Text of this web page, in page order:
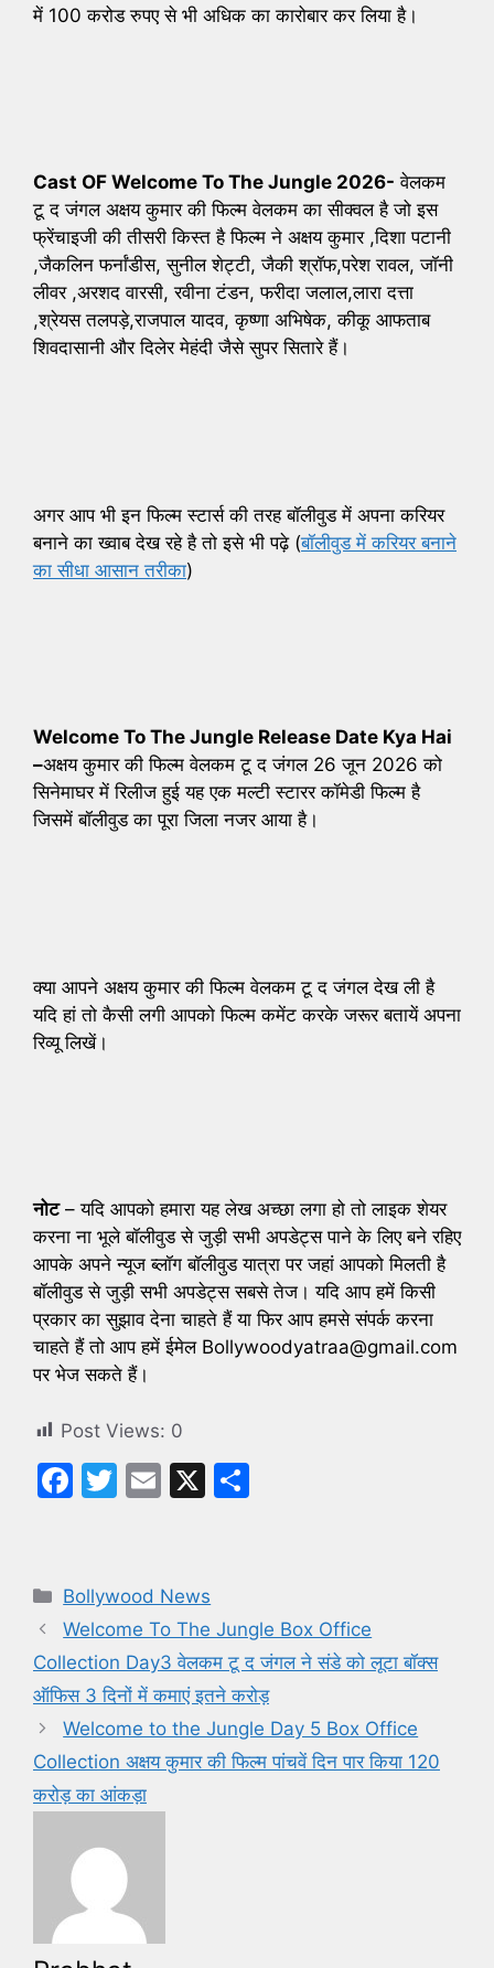
में 100 करोड रुपए से भी अधिक का कारोबार कर लिया है।
Cast OF Welcome To The Jungle 2026- वेलकम
टू द जंगल अक्षय कुमार की फिल्म वेलकम का सीक्वल है जो इस
फ्रेंचाइजी की तीसरी किस्त है फिल्म ने अक्षय कुमार ,दिशा पटानी
,जैकलिन फर्नांडीस, सुनील शेट्टी, जैकी श्रॉफ,परेश रावल, जॉनी
लीवर ,अरशद वारसी, रवीना टंडन, फरीदा जलाल,लारा दत्ता
,श्रेयस तलपड़े,राजपाल यादव, कृष्णा अभिषेक, कीकू आफताब
शिवदासानी और दिलेर मेहंदी जैसे सुपर सितारे हैं।
अगर आप भी इन फिल्म स्टार्स की तरह बॉलीवुड में अपना करियर
बनाने का ख्वाब देख रहे है तो इसे भी पढ़े (बॉलीवुड में करियर बनाने
का सीधा आसान तरीका)
Welcome To The Jungle Release Date Kya Hai
–अक्षय कुमार की फिल्म वेलकम टू द जंगल 26 जून 2026 को
सिनेमाघर में रिलीज हुई यह एक मल्टी स्टारर कॉमेडी फिल्म है
जिसमें बॉलीवुड का पूरा जिला नजर आया है।
क्या आपने अक्षय कुमार की फिल्म वेलकम टू द जंगल देख ली है
यदि हां तो कैसी लगी आपको फिल्म कमेंट करके जरूर बतायें अपना
रिव्यू लिखें।
नोट– यदि आपको हमारा यह लेख अच्छा लगा हो तो लाइक शेयर
करना ना भूले बॉलीवुड से जुड़ी सभी अपडेट्स पाने के लिए बने रहिए
आपके अपने न्यूज ब्लॉग बॉलीवुड यात्रा पर जहां आपको मिलती है
बॉलीवुड से जुड़ी सभी अपडेट्स सबसे तेज। यदि आप हमें किसी
प्रकार का सुझाव देना चाहते हैं या फिर आप हमसे संपर्क करना
चाहते हैं तो आप हमें ईमेल Bollywoodyatraa@gmail.com
पर भेज सकते हैं।
Post Views: 0
F
e
b
o
o
k
T
er
E
l
X
Categories
Bollywood News
Welcome To The Jungle Box Office
Collection Day3 वेलकम टू द जंगल ने संडे को लूटा बॉक्स
ऑफिस 3 दिनों में कमाएं इतने करोड़
Welcome to the Jungle Day 5 Box Office
Collection अक्षय कुमार की फिल्म पांचवें दिन पार किया 120
करोड़ का आंकड़ा